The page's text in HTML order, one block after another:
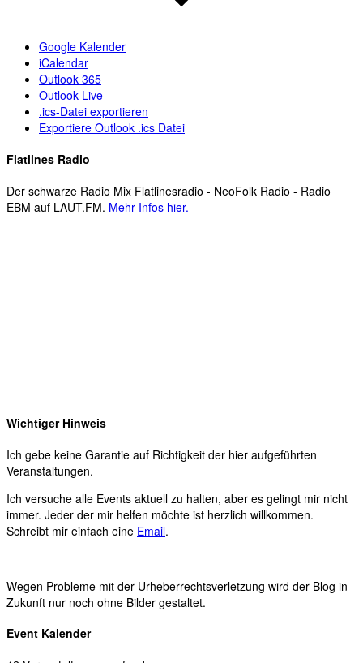
Google Kalender
iCalendar
Outlook 365
Outlook Live
.ics-Datei exportieren
Exportiere Outlook .ics Datei
Flatlines Radio
Der schwarze Radio Mix Flatlinesradio - NeoFolk Radio - Radio
EBM auf LAUT.FM. Mehr Infos hier.
Wichtiger Hinweis
Ich gebe keine Garantie auf Richtigkeit der hier aufgeführten
Veranstaltungen.
Ich versuche alle Events aktuell zu halten, aber es gelingt mir nicht
immer. Jeder der mir helfen möchte ist herzlich willkommen.
Schreibt mir einfach eine Email.
Wegen Probleme mit der Urheberrechtsverletzung wird der Blog in
Zukunft nur noch ohne Bilder gestaltet.
Event Kalender